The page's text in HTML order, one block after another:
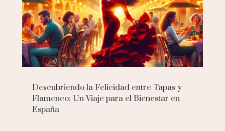
Descubriendo la Felicidad entre Tapas y
Flamenco: Un Viaje para el Bienestar en
España